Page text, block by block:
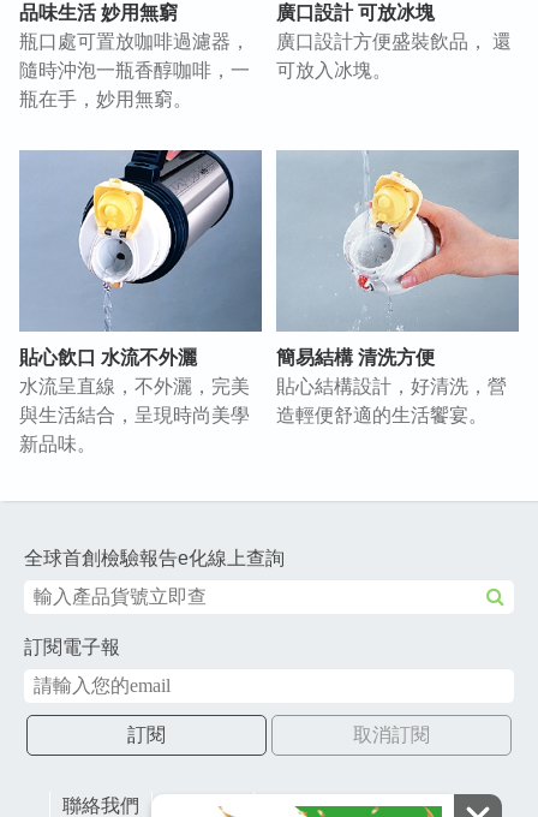
品味生活 妙用無窮
瓶口處可置放咖啡過濾器，
隨時沖泡一瓶香醇咖啡，一
瓶在手，妙用無窮。
廣口設計 可放冰塊
廣口設計方便盛裝飲品， 還
可放入冰塊。
貼心飲口 水流不外灑
水流呈直線，不外灑，完美
與生活結合，呈現時尚美學
新品味。
簡易結構 清洗方便
貼心結構設計，好清洗，營
造輕便舒適的生活饗宴。
全球首創檢驗報告e化線上查詢
訂閱電子報
訂閱 取消訂閱
聯絡我們 網站地圖 財團法人有容教育基金會